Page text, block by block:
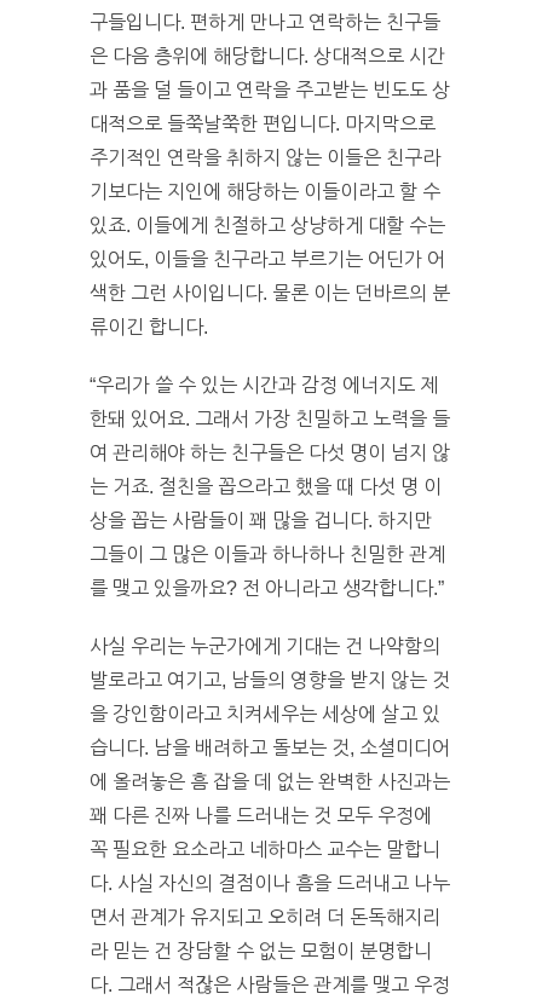
구들입니다. 편하게 만나고 연락하는 친구들
은 다음 층위에 해당합니다. 상대적으로 시간
과 품을 덜 들이고 연락을 주고받는 빈도도 상
대적으로 들쭉날쭉한 편입니다. 마지막으로
주기적인 연락을 취하지 않는 이들은 친구라
기보다는 지인에 해당하는 이들이라고 할 수
있죠. 이들에게 친절하고 상냥하게 대할 수는
있어도, 이들을 친구라고 부르기는 어딘가 어
색한 그런 사이입니다. 물론 이는 던바르의 분
류이긴 합니다.
“우리가 쓸 수 있는 시간과 감정 에너지도 제
한돼 있어요. 그래서 가장 친밀하고 노력을 들
여 관리해야 하는 친구들은 다섯 명이 넘지 않
는 거죠. 절친을 꼽으라고 했을 때 다섯 명 이
상을 꼽는 사람들이 꽤 많을 겁니다. 하지만
그들이 그 많은 이들과 하나하나 친밀한 관계
를 맺고 있을까요? 전 아니라고 생각합니다.”
사실 우리는 누군가에게 기대는 건 나약함의
발로라고 여기고, 남들의 영향을 받지 않는 것
을 강인함이라고 치켜세우는 세상에 살고 있
습니다. 남을 배려하고 돌보는 것, 소셜미디어
에 올려놓은 흠 잡을 데 없는 완벽한 사진과는
꽤 다른 진짜 나를 드러내는 것 모두 우정에
꼭 필요한 요소라고 네하마스 교수는 말합니
다. 사실 자신의 결점이나 흠을 드러내고 나누
면서 관계가 유지되고 오히려 더 돈독해지리
라 믿는 건 장담할 수 없는 모험이 분명합니
다. 그래서 적잖은 사람들은 관계를 맺고 우정